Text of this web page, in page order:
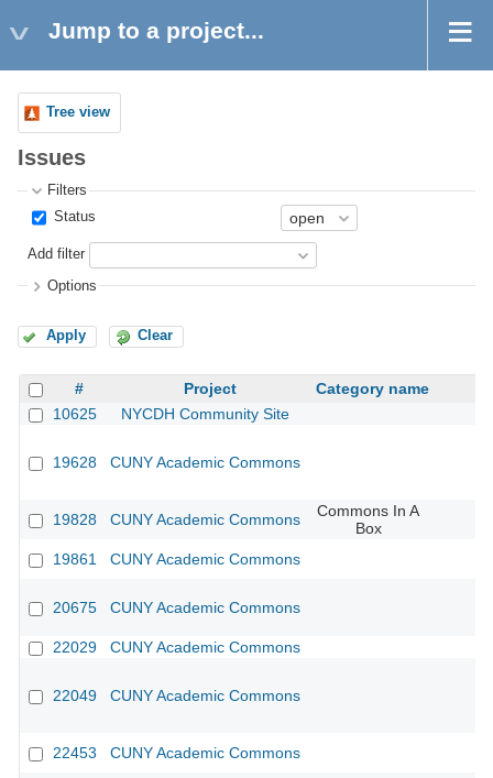
Jump to a project...
Tree view
Issues
Filters
Status
Add filter
Options
Apply Clear
# Project
Category name
10625
NYCDH Community Site
19628 CUNY Academic Commons
19828 CUNY Academic Commons
Commons In A
Box
19861
CUNY Academic Commons
20675 CUNY Academic Commons
22029 CUNY Academic Commons
22049 CUNY Academic Commons
22453 CUNY Academic Commons